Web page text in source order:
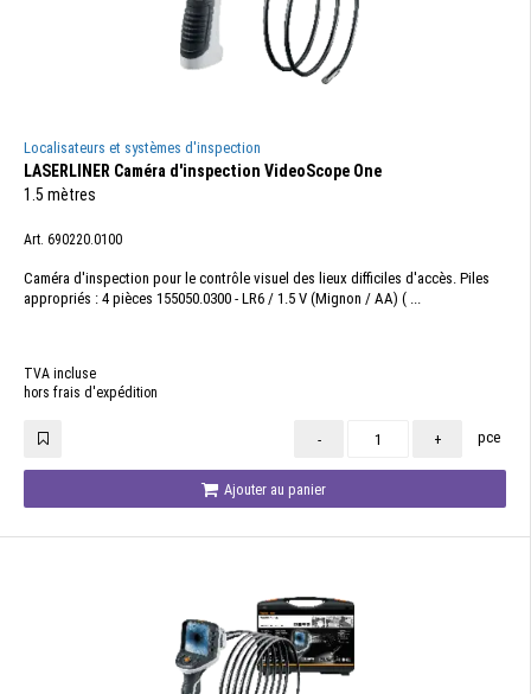
Localisateurs et systèmes d'inspection
LASERLINER Caméra d'inspection VideoScope One
1.5 mètres
Art. 690220.0100
Caméra d'inspection pour le contrôle visuel des lieux difficiles d'accès. Piles
appropriés : 4 pièces 155050.0300 - LR6 / 1.5 V (Mignon / AA) ( ...
TVA incluse
hors frais d'expédition
- + pce
Ajouter au panier